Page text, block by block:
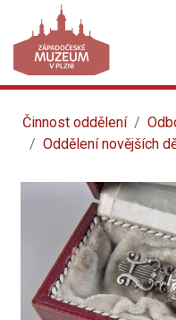
Činnost oddělení
Oddělení novějších